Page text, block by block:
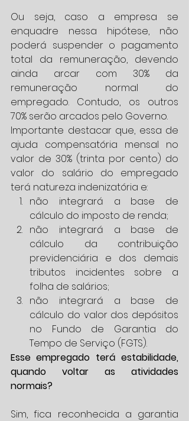
Ou seja, caso a empresa se
enquadre nessa hipótese, não
poderá suspender o pagamento
total da remuneração, devendo
ainda arcar com 30% da
remuneração normal do
empregado. Contudo, os outros
70% serão arcados pelo Governo.
Importante destacar que, essa de
ajuda compensatória mensal no
valor de 30% (trinta por cento) do
valor do salário do empregado
terá natureza indenizatória e:
não integrará a base de
cálculo do imposto de renda;
não integrará a base de
cálculo da contribuição
previdenciária e dos demais
tributos incidentes sobre a
folha de salários;
não integrará a base de
cálculo do valor dos depósitos
no Fundo de Garantia do
Tempo de Serviço (FGTS).
Esse empregado terá estabilidade,
quando voltar as atividades
normais?
Sim, fica reconhecida a garantia